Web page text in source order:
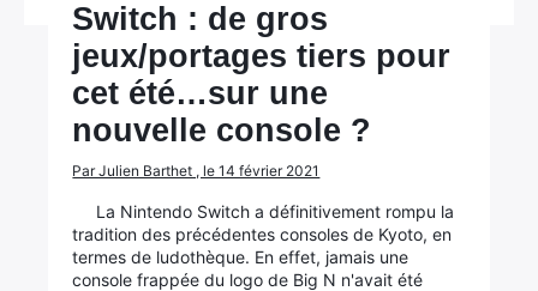
Switch : de gros
jeux/portages tiers pour
cet été…sur une
nouvelle console ?
Par Julien Barthet , le 14 février 2021
La Nintendo Switch a définitivement rompu la
tradition des précédentes consoles de Kyoto, en
termes de ludothèque. En effet, jamais une
console frappée du logo de Big N n'avait été